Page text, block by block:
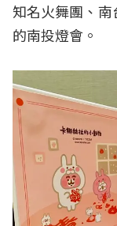
知名火舞團、
的南投燈會。